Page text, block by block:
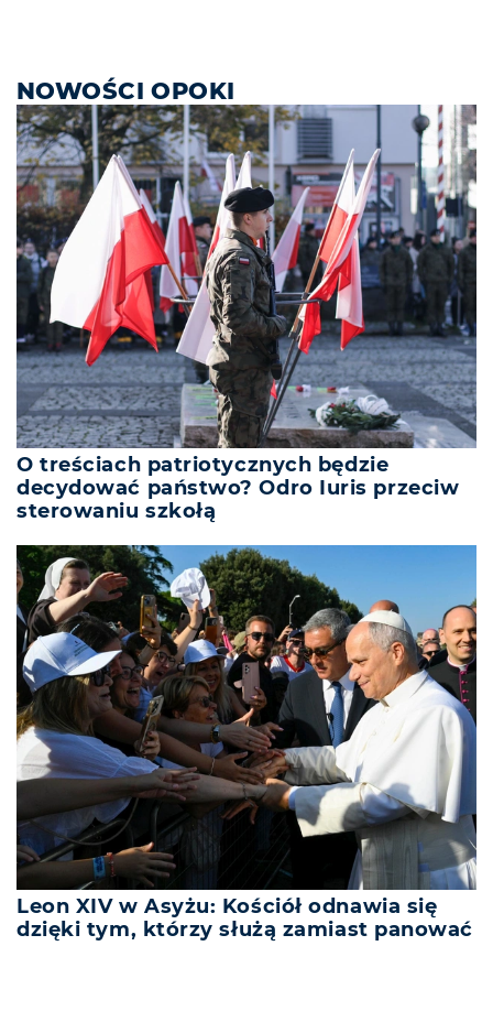
NOWOŚCI OPOKI
O treściach patriotycznych będzie
decydować państwo? Odro Iuris przeciw
sterowaniu szkołą
Leon XIV w Asyżu: Kościół odnawia się
dzięki tym, którzy służą zamiast panować